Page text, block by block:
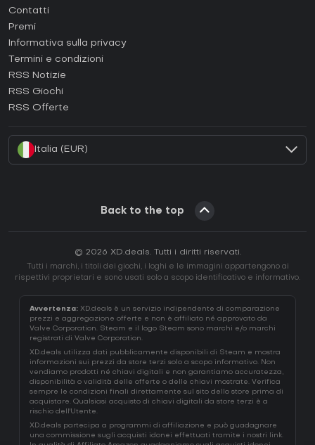
Come attivare una Steam CD Key?
Come attivare una Epic Games CD Key?
Come attivare una GOG CD Key?
Come attivare una Ubisoft Connect CD Key?
Contatti
Premi
Informativa sulla privacy
Termini e condizioni
RSS Notizie
RSS Giochi
RSS Offerte
Italia (EUR)
Back to the top
© 2026 XD.deals. Tutti i diritti riservati.
Tutti i marchi, i titoli dei giochi, i loghi e le immagini appartengono ai
rispettivi proprietari e sono usati solo a scopo identificativo e informativo.
Avvertenza: XD.deals è un servizio indipendente di comparazione
prezzi e aggregazione offerte e non è affiliato né approvato da
Valve Corporation. Steam e il logo Steam sono marchi e/o marchi
registrati di Valve Corporation.
XD.deals utilizza dati pubblicamente disponibili di Steam e mostra
informazioni sui prezzi da store terzi solo a scopo informativo. Non
vendiamo prodotti né chiavi digitali e non garantiamo accuratezza,
disponibilità o validità delle offerte o delle chiavi mostrate. Verifica
sempre le condizioni finali direttamente sul sito dello store prima di
acquistare. Qualsiasi acquisto di chiavi digitali da store terzi è a
rischio dell'Utente.
XD.deals partecipa a programmi di affiliazione e può guadagnare
una commissione sugli acquisti idonei effettuati tramite i nostri link.